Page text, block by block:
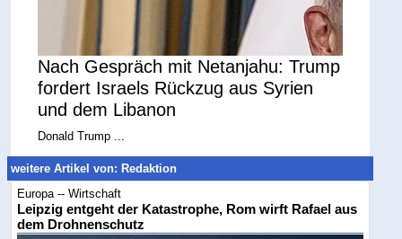
Nach Gespräch mit Netanjahu: Trump
fordert Israels Rückzug aus Syrien
und dem Libanon
Donald Trump ...
weitere Artikel von: Redaktion
Europa -- Wirtschaft
Leipzig entgeht der Katastrophe, Rom wirft Rafael aus
dem Drohnenschutz